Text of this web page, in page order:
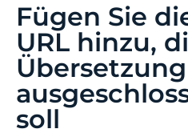
Fügen Sie
URL hinzu,
Übersetzung
soll